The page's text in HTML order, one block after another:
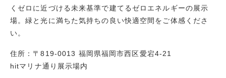
くゼロに近づける未来基準で建てるゼロエネルギーの展示
場。緑と光に満ちた気持ちの良い快適空間をご体感くださ
い。
住所：〒819-0013 福岡県福岡市西区愛宕4-21
hitマリナ通り展示場内